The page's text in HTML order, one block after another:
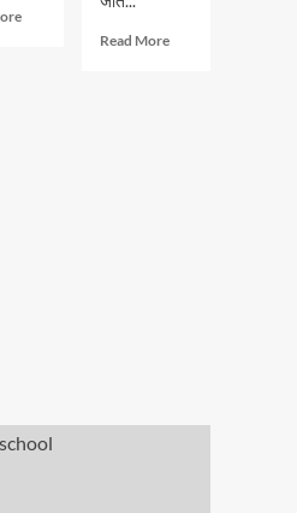
Read
Read MoreRead